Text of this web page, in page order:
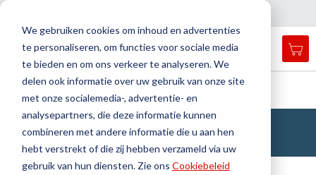
We gebruiken cookies om inhoud en advertenties
te personaliseren, om functies voor sociale media
te bieden en om ons verkeer te analyseren. We
delen ook informatie over uw gebruik van onze site
met onze socialemedia-, advertentie- en
analysepartners, die deze informatie kunnen
combineren met andere informatie die u aan hen
hebt verstrekt of die zij hebben verzameld via uw
gebruik van hun diensten. Zie ons Cookiebeleid
search
Zoek
Zoek
Thuis Afdichtingstechniek Rotatie-afdichtingen
Rotatie-afdichtingen